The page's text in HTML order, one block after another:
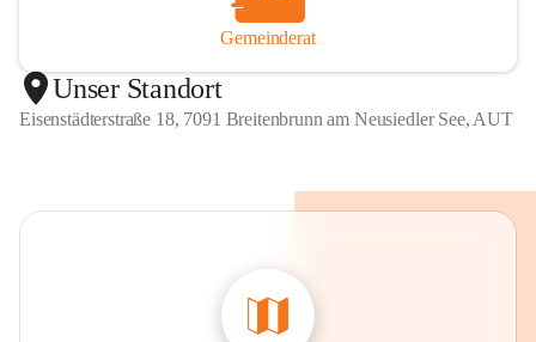
Gemeinderat
Unser Standort
Eisenstädterstraße 18, 7091 Breitenbrunn am Neusiedler See, AUT